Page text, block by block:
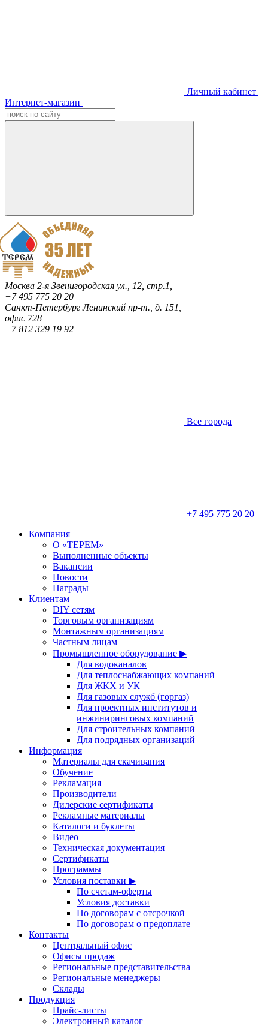
Личный кабинет
Интернет-магазин
Москва 2-я Звенигородская ул., 12, стр.1,
+7 495 775 20 20
Санкт-ПетербургЛенинский пр-т., д. 151,
офис 728
+7 812 329 19 92
Все города
+7 495 775 20 20
Компания
О «ТЕРЕМ»
Выполненные объекты
Вакансии
Новости
Награды
Клиентам
DIY сетям
Торговым организациям
Монтажным организациям
Частным лицам
Промышленное оборудование ▶
Для водоканалов
Для теплоснабжающих компаний
Для ЖКХ и УК
Для газовых служб (горгаз)
Для проектных институтов и
инжиниринговых компаний
Для строительных компаний
Для подрядных организаций
Информация
Материалы для скачивания
Обучение
Рекламация
Производители
Дилерские сертификаты
Рекламные материалы
Каталоги и буклеты
Видео
Техническая документация
Сертификаты
Программы
Условия поставки ▶
По счетам-оферты
Условия доставки
По договорам с отсрочкой
По договорам о предоплате
Контакты
Центральный офис
Офисы продаж
Региональные представительства
Региональные менеджеры
Склады
Продукция
Прайс-листы
Электронный каталог